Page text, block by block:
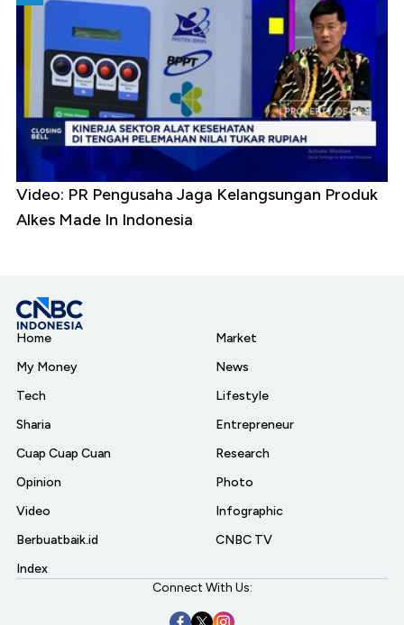
Video: PR Pengusaha Jaga Kelangsungan Produk
Alkes Made In Indonesia
Home
My Money
Tech
Sharia
Cuap Cuap Cuan
Opinion
Video
Berbuatbaik.id
Index
Market
News
Lifestyle
Entrepreneur
Research
Photo
Infographic
CNBC TV
Connect With Us: